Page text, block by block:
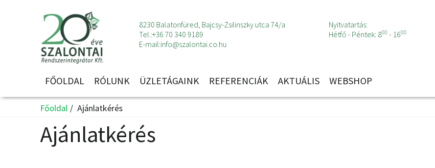
8230 Balatonfüred, Bajcsy-Zsilinszky utca 74/a
Tel.:+36 70 340 9189
E-mail:info@szalontai.co.hu
Nyitvatartás:
Hétfő - Péntek: 800 - 1600
FŐOLDAL RÓLUNK ÜZLETÁGAINK REFERENCIÁK AKTUÁLIS WEBSHOP
Főoldal Ajánlatkérés
Ajánlatkérés